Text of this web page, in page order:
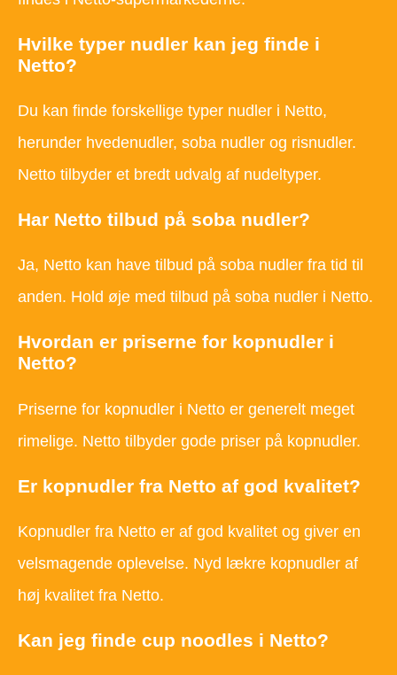
Hvilke typer nudler kan jeg finde i
Netto?
Du kan finde forskellige typer nudler i Netto,
herunder hvedenudler, soba nudler og risnudler.
Netto tilbyder et bredt udvalg af nudeltyper.
Har Netto tilbud på soba nudler?
Ja, Netto kan have tilbud på soba nudler fra tid til
anden. Hold øje med tilbud på soba nudler i Netto.
Hvordan er priserne for kopnudler i
Netto?
Priserne for kopnudler i Netto er generelt meget
rimelige. Netto tilbyder gode priser på kopnudler.
Er kopnudler fra Netto af god kvalitet?
Kopnudler fra Netto er af god kvalitet og giver en
velsmagende oplevelse. Nyd lækre kopnudler af
høj kvalitet fra Netto.
Kan jeg finde cup noodles i Netto?